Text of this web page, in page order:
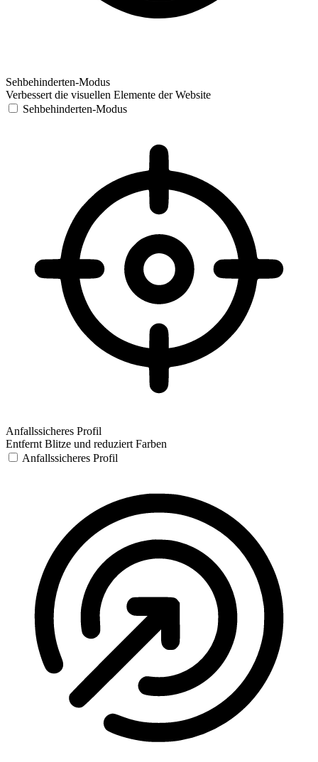
Sehbehinderten-Modus
Verbessert die visuellen Elemente der Website
Sehbehinderten-Modus
Anfallssicheres Profil
Entfernt Blitze und reduziert Farben
Anfallssicheres Profil